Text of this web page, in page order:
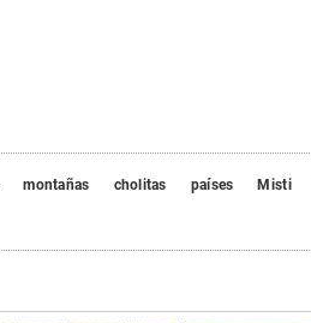
montañas cholitas países Misti